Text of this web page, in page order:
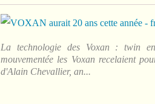
La technologie des Voxan : twin
mouvementée les Voxan recelaient
d'Alain Chevallier, an...